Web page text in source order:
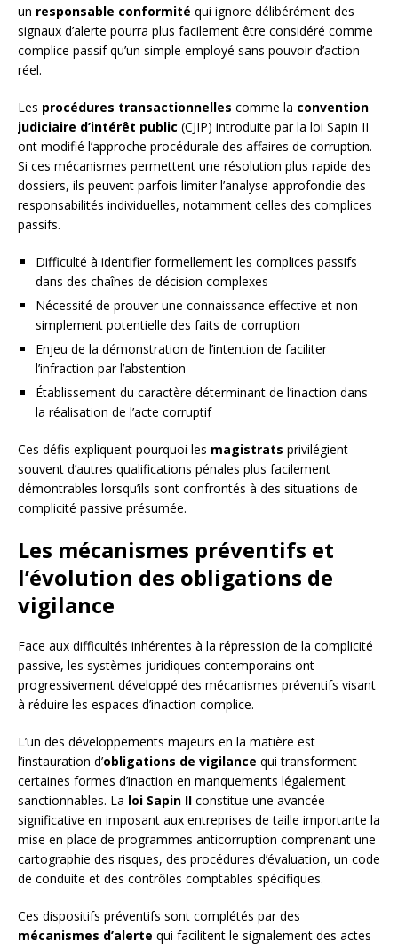
un responsable conformité qui ignore délibérément des
signaux d’alerte pourra plus facilement être considéré comme
complice passif qu’un simple employé sans pouvoir d’action
réel.
Les procédures transactionnelles comme la convention
judiciaire d’intérêt public (CJIP) introduite par la loi Sapin II
ont modifié l’approche procédurale des affaires de corruption.
Si ces mécanismes permettent une résolution plus rapide des
dossiers, ils peuvent parfois limiter l’analyse approfondie des
responsabilités individuelles, notamment celles des complices
passifs.
Difficulté à identifier formellement les complices passifs
dans des chaînes de décision complexes
Nécessité de prouver une connaissance effective et non
simplement potentielle des faits de corruption
Enjeu de la démonstration de l’intention de faciliter
l’infraction par l’abstention
Établissement du caractère déterminant de l’inaction dans
la réalisation de l’acte corruptif
Ces défis expliquent pourquoi les magistrats privilégient
souvent d’autres qualifications pénales plus facilement
démontrables lorsqu’ils sont confrontés à des situations de
complicité passive présumée.
Les mécanismes préventifs et
l’évolution des obligations de
vigilance
Face aux difficultés inhérentes à la répression de la complicité
passive, les systèmes juridiques contemporains ont
progressivement développé des mécanismes préventifs visant
à réduire les espaces d’inaction complice.
L’un des développements majeurs en la matière est
l’instauration d’obligations de vigilance qui transforment
certaines formes d’inaction en manquements légalement
sanctionnables. La loi Sapin II constitue une avancée
significative en imposant aux entreprises de taille importante la
mise en place de programmes anticorruption comprenant une
cartographie des risques, des procédures d’évaluation, un code
de conduite et des contrôles comptables spécifiques.
Ces dispositifs préventifs sont complétés par des
mécanismes d’alerte qui facilitent le signalement des actes